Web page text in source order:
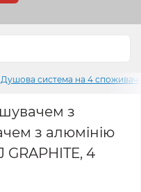
Душова система на 4
з
з алюмінію
4